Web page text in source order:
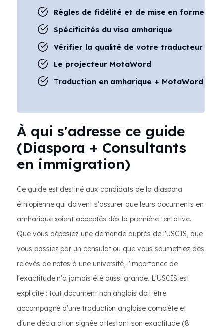
Règles de fidélité et de mise en forme
Spécificités du visa amharique
Vérifier la qualité de votre traducteur
Le projecteur MotaWord
Traduction en amharique + MotaWord
À qui s'adresse ce guide
(Diaspora + Consultants
en immigration)
Ce guide est destiné aux candidats de la diaspora
éthiopienne qui doivent s'assurer que leurs documents en
amharique soient acceptés dès la première tentative.
Que vous déposiez une demande auprès de l'USCIS, que
vous passiez par un consulat ou que vous soumettiez des
relevés de notes à une université, l'importance de
l'exactitude n'a jamais été aussi grande. L'USCIS est
explicite : tout document non anglais doit être
accompagné d'une traduction anglaise complète et
d'une déclaration signée attestant son exactitude (8